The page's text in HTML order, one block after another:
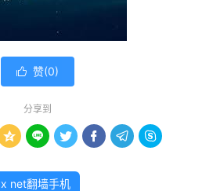
 赞(0)
分享到
     
x net翻墙手机